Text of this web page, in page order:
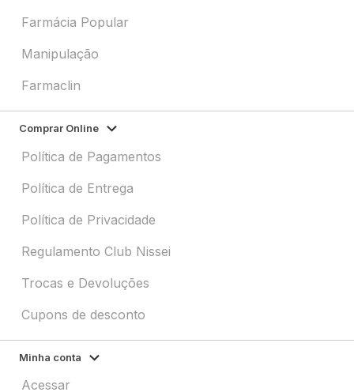
Farmácia Popular
Manipulação
Farmaclin
Comprar Online
Política de Pagamentos
Política de Entrega
Política de Privacidade
Regulamento Club Nissei
Trocas e Devoluções
Cupons de desconto
Minha conta
Acessar